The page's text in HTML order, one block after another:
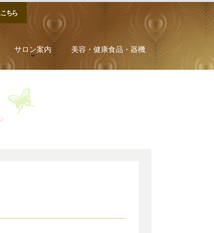
サロン案内 美容・健康食品・器機